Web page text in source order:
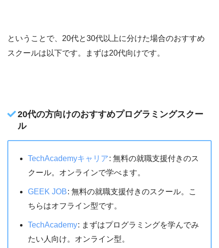
ということで、20代と30代以上に分けた場合のおすすめ
スクールは以下です。まずは20代向けです。
20代の方向けのおすすめプログラミングスクー
ル
TechAcademyキャリア: 無料の就職支援付きのス
クール。オンラインで学べます。
GEEK JOB: 無料の就職支援付きのスクール。こ
ちらはオフライン型です。
TechAcademy: まずはプログラミングを学んでみ
たい人向け。オンライン型。